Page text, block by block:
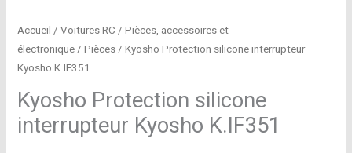
Accueil /Voitures RC /Pièces, accessoires et
électronique /Pièces / Kyosho Protection silicone interrupteur
Kyosho K.IF351
Kyosho Protection silicone
interrupteur Kyosho K.IF351